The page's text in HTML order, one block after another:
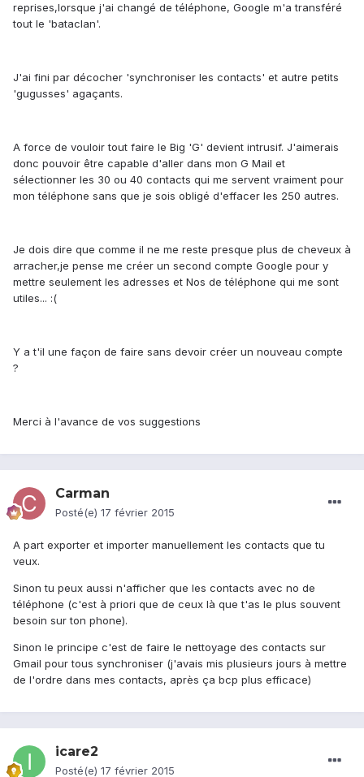
reprises,lorsque j'ai changé de téléphone, Google m'a transféré
tout le 'bataclan'.
J'ai fini par décocher 'synchroniser les contacts' et autre petits
'gugusses' agaçants.
A force de vouloir tout faire le Big 'G' devient intrusif. J'aimerais
donc pouvoir être capable d'aller dans mon G Mail et
sélectionner les 30 ou 40 contacts qui me servent vraiment pour
mon téléphone sans que je sois obligé d'effacer les 250 autres.
Je dois dire que comme il ne me reste presque plus de cheveux à
arracher,je pense me créer un second compte Google pour y
mettre seulement les adresses et Nos de téléphone qui me sont
utiles... :(
Y a t'il une façon de faire sans devoir créer un nouveau compte
?
Merci à l'avance de vos suggestions
Carman
Posté(e) 17 février 2015
A part exporter et importer manuellement les contacts que tu
veux.
Sinon tu peux aussi n'afficher que les contacts avec no de
téléphone (c'est à priori que de ceux là que t'as le plus souvent
besoin sur ton phone).
Sinon le principe c'est de faire le nettoyage des contacts sur
Gmail pour tous synchroniser (j'avais mis plusieurs jours à mettre
de l'ordre dans mes contacts, après ça bcp plus efficace)
icare2
Posté(e) 17 février 2015